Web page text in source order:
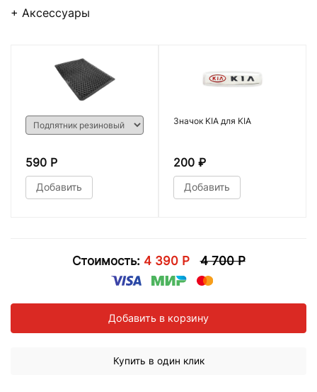
+ Аксессуары
590 Р
Добавить
Значок KIA для KIA
200 ₽
Добавить
Стоимость: 4 390 Р 4 700 Р
Добавить в корзину
Купить в один клик